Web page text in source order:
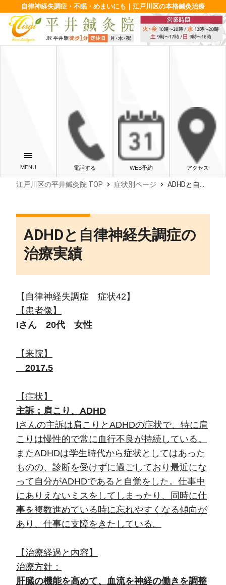
自律神経失調症・不眠・めまいにも｜江戸川区の本格鍼灸治療
電話する WEB予約 アクセス
江戸川区の平井鍼灸院 TOP chevron_right 症状別ページ chevron_right ADHDと自律神経失調症の治療実績
ADHDと自律神経失調症の
治療実績
【自律神経失調症 症状42】
【患者像】
Iさん 20代 女性
【来院】
2017.5
【症状】
主訴：肩こり、ADHD
Iさんの主訴は肩こりとADHDの症状で、特に肩
こりは慢性的で常に血行不良が持続している。
またADHDは学生時代から症状としてはあった
ものの、診断を受けずに過ごしており最近にな
って自分がADHDであると自覚をした。仕事中
にありえないミスをしてしまったり、同時に仕
事を複数進めている時に忘れやすくなる傾向が
あり、仕事に支障をきたしている。
【治療経過と内容】
治療方針 ：
肝臓の機能を高めて、血流を神経の働きを調整